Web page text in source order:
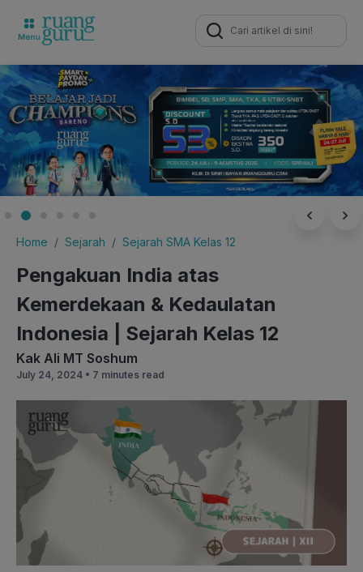
Search
for:
Home Sejarah Sejarah SMA Kelas 12
Pengakuan India atas
Kemerdekaan & Kedaulatan
Indonesia | Sejarah Kelas 12
Kak Ali MT Soshum
July 24, 2024 • 7 minutes read